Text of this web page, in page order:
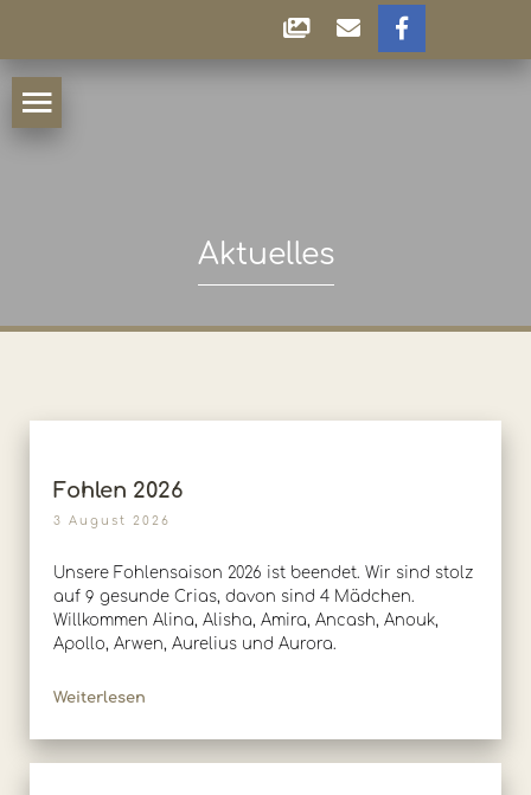
Aktuelles
Fohlen 2026
3 August 2026
Unsere Fohlensaison 2026 ist beendet. Wir sind stolz
auf 9 gesunde Crias, davon sind 4 Mädchen.
Willkommen Alina, Alisha, Amira, Ancash, Anouk,
Apollo, Arwen, Aurelius und Aurora.
Weiterlesen